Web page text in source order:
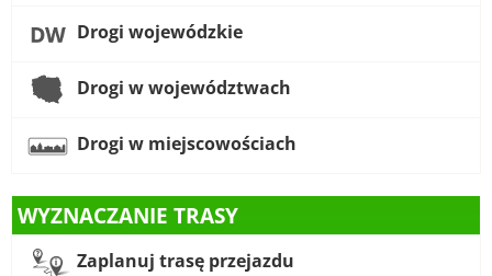
Drogi wojewódzkie
Drogi w województwach
Drogi w miejscowościach
WYZNACZANIE TRASY
Zaplanuj trasę przejazdu